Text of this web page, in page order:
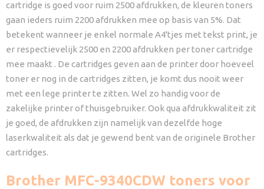
cartridge is goed voor ruim 2500 afdrukken, de kleuren toners
gaan ieders ruim 2200 afdrukken mee op basis van 5%. Dat
betekent wanneer je enkel normale A4'tjes met tekst print, je
er respectievelijk 2500 en 2200 afdrukken per toner cartridge
mee maakt . De cartridges geven aan de printer door hoeveel
toner er nog in de cartridges zitten, je komt dus nooit weer
met een lege printer te zitten. Wel zo handig voor de
zakelijke printer of thuisgebruiker. Ook qua afdrukkwaliteit zit
je goed, de afdrukken zijn namelijk van dezelfde hoge
laserkwaliteit als dat je gewend bent van de originele Brother
cartridges.
Brother MFC-9340CDW toners voor